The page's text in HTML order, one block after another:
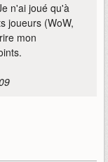
n'ai joué qu'à
joueurs (WoW,
mon